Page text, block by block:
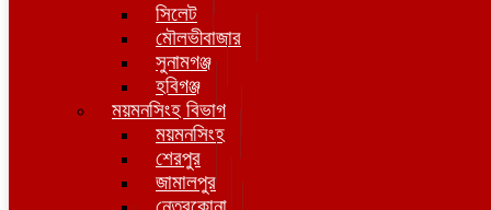
সিলেট
মৌলভীবাজার
সুনামগঞ্জ
হবিগঞ্জ
ময়মনসিংহ বিভাগ
ময়মনসিংহ
শেরপুর
জামালপুর